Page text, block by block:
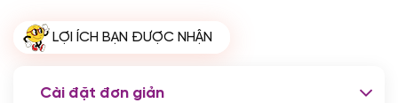
(+200.000 VND)
LỢI ÍCH BẠN ĐƯỢC NHẬN
Cài đặt đơn giản